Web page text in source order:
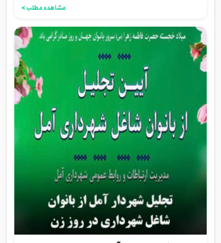
مشاهده مطلب >